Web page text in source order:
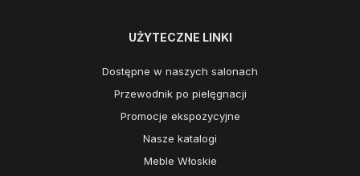
UŻYTECZNE LINKI
Dostępne w naszych salonach
Przewodnik po pielęgnacji
Promocje ekspozycyjne
Nasze katalogi
Meble Włoskie